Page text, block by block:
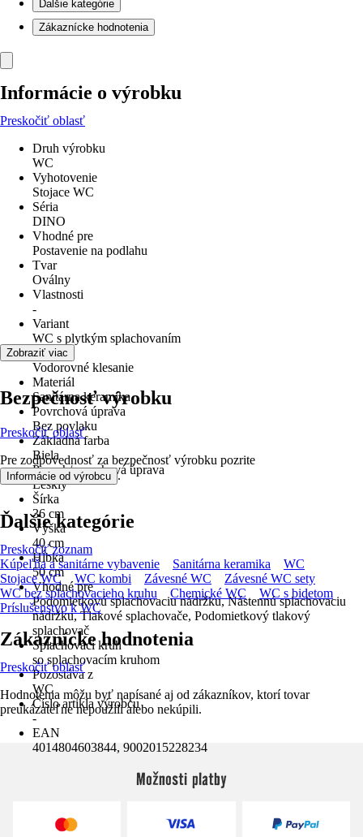
Ďalšie kategórie
Zákaznícke hodnotenia
Informácie o výrobku
Preskočiť oblasť
Druh výrobku
WC
Vyhotovenie
Stojace WC
Séria
DINO
Vhodné pre
Postavenie na podlahu
Tvar
Oválny
Vlastnosti
-
Variant
WC s plytkým splachovaním
Odpad
Vodorovné klesanie
Materiál
Sanitárna keramika
Povrchová úprava
Bez povlaku
Základná farba
Biela
Povrch/povrchová úprava
Lesklý
Šírka
36 cm
Výška
40 cm
Hĺbka
50 cm
Vhodné pre
Podomietkovú splachovaciu nádržku, Nástennú splachovaciu
nádržku, Tlakové splachovače, Podomietkový tlakový
splachovač
Splachovací kruh
so splachovacím kruhom
Pozostáva z
WC
Číslo artikla výrobcu
-
EAN
4014804603844, 9002015228234
Zobraziť viac
Bezpečnosť výrobku
Preskočiť oblasť
Pre zodpovednosť za bezpečnosť výrobku pozrite
Informácie od výrobcu .
Ďalšie kategórie
Preskočiť zoznam
Kúpeľňa a sanitárne vybavenie
Sanitárna keramika
WC
Stojace WC
WC kombi Závesné WC
Závesné WC sety
WC bez splachovacieho kruhu
Chemické WC
WC s bidetom
Príslušenstvo k WC
Zákaznícke hodnotenia
Preskočiť oblasť
Hodnotenia môžu byť napísané aj od zákazníkov, ktorí tovar
preukázateľne nepoužili alebo nekúpili.
Možnosti platby